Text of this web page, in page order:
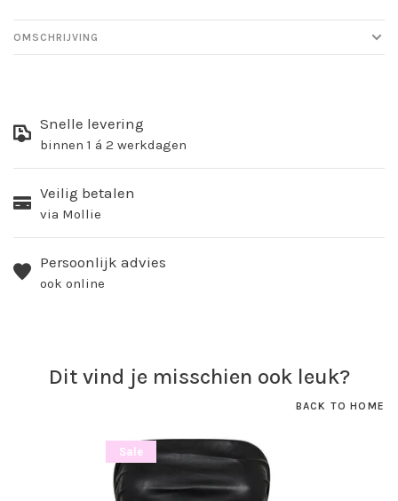
OMSCHRIJVING
Snelle levering
binnen 1 á 2 werkdagen
Veilig betalen
via Mollie
Persoonlijk advies
ook online
Dit vind je misschien ook leuk?
BACK TO HOME
Sale